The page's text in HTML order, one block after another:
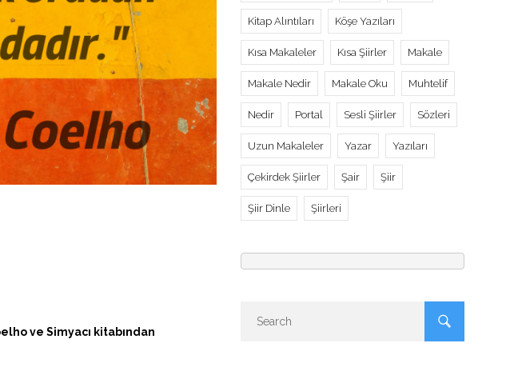
ve Simyacı kitabından
Kitap Alıntıları Köşe Yazıları
Kısa Makaleler Kısa Şiirler Makale
Makale Nedir Makale Oku Muhtelif
Nedir Portal Sesli Şiirler Sözleri
Uzun Makaleler Yazar Yazıları
Çekirdek Şiirler Şair Şiir
Şiir Dinle Şiirleri